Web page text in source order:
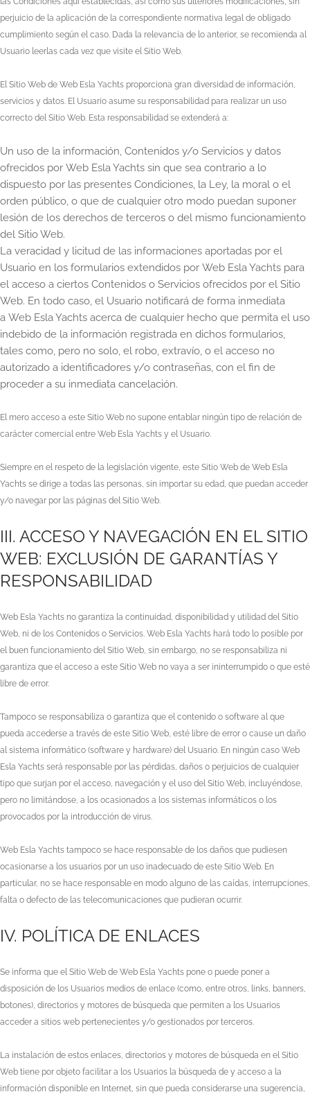
perjuicio de la aplicación de la correspondiente normativa legal de obligado
cumplimiento según el caso. Dada la relevancia de lo anterior, se recomienda al
Usuario leerlas cada vez que visite el Sitio Web.
El Sitio Web de Web Esla Yachts proporciona gran diversidad de información,
servicios y datos. El Usuario asume su responsabilidad para realizar un uso
correcto del Sitio Web. Esta responsabilidad se extenderá a:
Un uso de la información, Contenidos y/o Servicios y datos
ofrecidos por Web Esla Yachts sin que sea contrario a lo
dispuesto por las presentes Condiciones, la Ley, la moral o el
orden público, o que de cualquier otro modo puedan suponer
lesión de los derechos de terceros o del mismo funcionamiento
del Sitio Web.
La veracidad y licitud de las informaciones aportadas por el
Usuario en los formularios extendidos por Web Esla Yachts para
el acceso a ciertos Contenidos o Servicios ofrecidos por el Sitio
Web. En todo caso, el Usuario notificará de forma inmediata
a Web Esla Yachts acerca de cualquier hecho que permita el uso
indebido de la información registrada en dichos formularios,
tales como, pero no solo, el robo, extravío, o el acceso no
autorizado a identificadores y/o contraseñas, con el fin de
proceder a su inmediata cancelación.
El mero acceso a este Sitio Web no supone entablar ningún tipo de relación de
carácter comercial entre Web Esla Yachts y el Usuario.
Siempre en el respeto de la legislación vigente, este Sitio Web de Web Esla
Yachts se dirige a todas las personas, sin importar su edad, que puedan acceder
y/o navegar por las páginas del Sitio Web.
III. ACCESO Y NAVEGACIÓN EN EL SITIO
WEB: EXCLUSIÓN DE GARANTÍAS Y
RESPONSABILIDAD
Web Esla Yachts no garantiza la continuidad, disponibilidad y utilidad del Sitio
Web, ni de los Contenidos o Servicios. Web Esla Yachts hará todo lo posible por
el buen funcionamiento del Sitio Web, sin embargo, no se responsabiliza ni
garantiza que el acceso a este Sitio Web no vaya a ser ininterrumpido o que esté
libre de error.
Tampoco se responsabiliza o garantiza que el contenido o software al que
pueda accederse a través de este Sitio Web, esté libre de error o cause un daño
al sistema informático (software y hardware) del Usuario. En ningún caso Web
Esla Yachts será responsable por las pérdidas, daños o perjuicios de cualquier
tipo que surjan por el acceso, navegación y el uso del Sitio Web, incluyéndose,
pero no limitándose, a los ocasionados a los sistemas informáticos o los
provocados por la introducción de virus.
Web Esla Yachts tampoco se hace responsable de los daños que pudiesen
ocasionarse a los usuarios por un uso inadecuado de este Sitio Web. En
particular, no se hace responsable en modo alguno de las caídas, interrupciones,
falta o defecto de las telecomunicaciones que pudieran ocurrir.
IV. POLÍTICA DE ENLACES
Se informa que el Sitio Web de Web Esla Yachts pone o puede poner a
disposición de los Usuarios medios de enlace (como, entre otros, links, banners,
botones), directorios y motores de búsqueda que permiten a los Usuarios
acceder a sitios web pertenecientes y/o gestionados por terceros.
La instalación de estos enlaces, directorios y motores de búsqueda en el Sitio
Web tiene por objeto facilitar a los Usuarios la búsqueda de y acceso a la
información disponible en Internet, sin que pueda considerarse una sugerencia,